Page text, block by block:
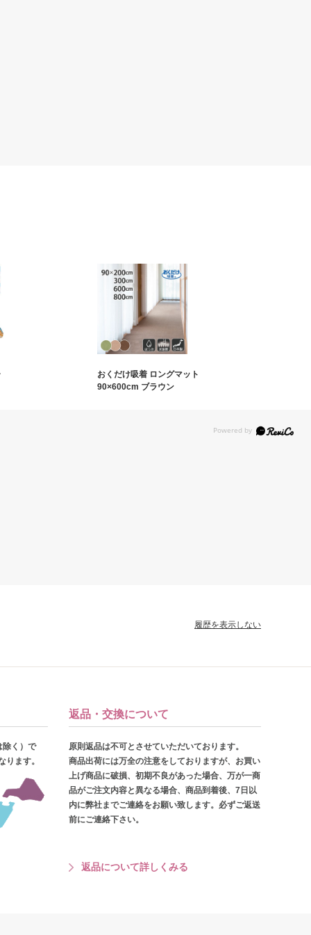
おくだけ吸着 ロングマット
90×600cm ブラウン
履歴を表示しない
除く）で
ります。
返品・交換について
原則返品は不可とさせていただいております。
商品出荷には万全の注意をしておりますが、お買い
上げ商品に破損、初期不良があった場合、万が一商
品がご注文内容と異なる場合、商品到着後、7日以
内に弊社までご連絡をお願い致します。必ずご返送
前にご連絡下さい。
返品について詳しくみる